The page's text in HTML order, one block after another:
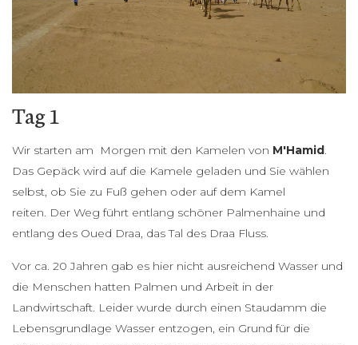
Tag 1
Wir starten am Morgen mit den Kamelen von M'Hamid.
Das Gepäck wird auf die Kamele geladen und Sie wählen
selbst, ob Sie zu Fuß gehen oder auf dem Kamel
reiten. Der Weg führt entlang schöner Palmenhaine und
entlang des Oued Draa, das Tal des Draa Fluss.
Vor ca. 20 Jahren gab es hier nicht ausreichend Wasser und
die Menschen hatten Palmen und Arbeit in der
Landwirtschaft. Leider wurde durch einen Staudamm die
Lebensgrundlage Wasser entzogen, ein Grund für die